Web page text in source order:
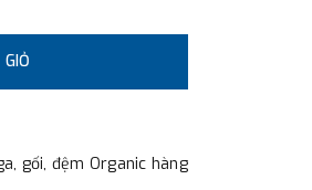
gối, đệm Organic hàng